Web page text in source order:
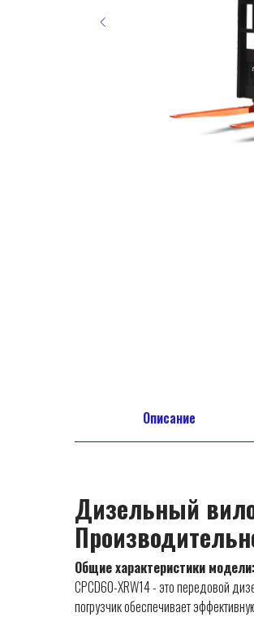
Описание
Дизельный
Общие характеристики модели:
CPCD60-XRW14 - это передовой
погрузчик обеспечивает